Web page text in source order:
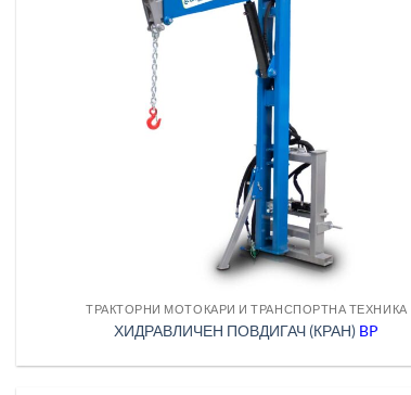
ТРАКТОРНИ МОТОКАРИ И ТРАНСПОРТНА ТЕХНИКА
ХИДРАВЛИЧЕН ПОВДИГАЧ (КРАН) BP